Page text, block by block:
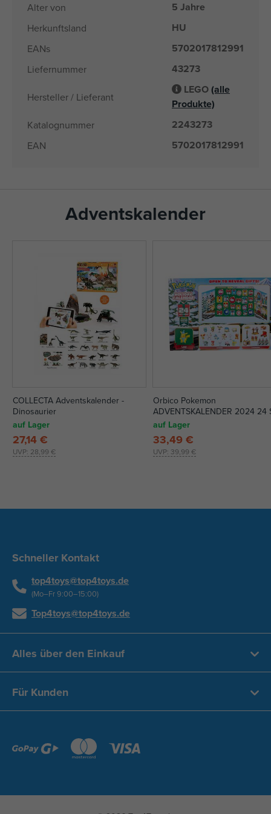
Alter von 5 Jahre
Herkunftsland HU
EANs 5702017812991
Liefernummer 43273
Hersteller / Lieferant
LEGO(alle
Produkte)
Katalognummer 2243273
EAN 5702017812991
Adventskalender
COLLECTA Adventskalender -
Dinosaurier
auf Lager
UVP: 28,99 €
27,14 €
Orbico Pokemon
ADVENTSKALENDER 2024 24
auf Lager
UVP: 39,99 €
33,49 €
Schneller Kontakt
top4toys@top4toys.de
(Mo–Fr 9:00–15:00)
Top4toys@top4toys.de
Alles über den Einkauf
Für Kunden